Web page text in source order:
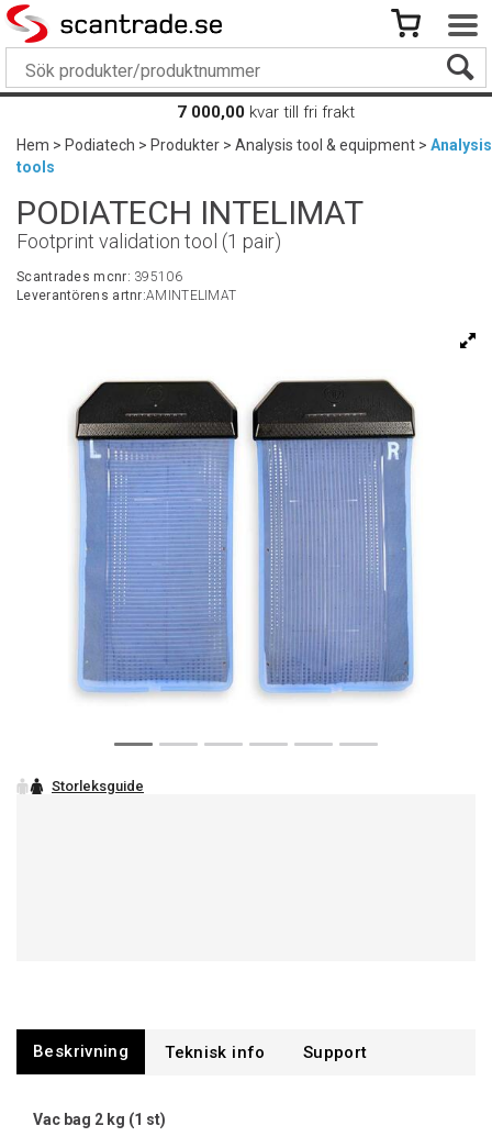
7 000,00 kvar till fri frakt
Hem>Podiatech>Produkter>Analysis tool & equipment>Analysis
tools
PODIATECH INTELIMAT
Footprint validation tool (1 pair)
Scantrades mcnr: 395106
Leverantörens artnr:AMINTELIMAT
Beskrivning Support
Vac bag 2 kg (1 st)